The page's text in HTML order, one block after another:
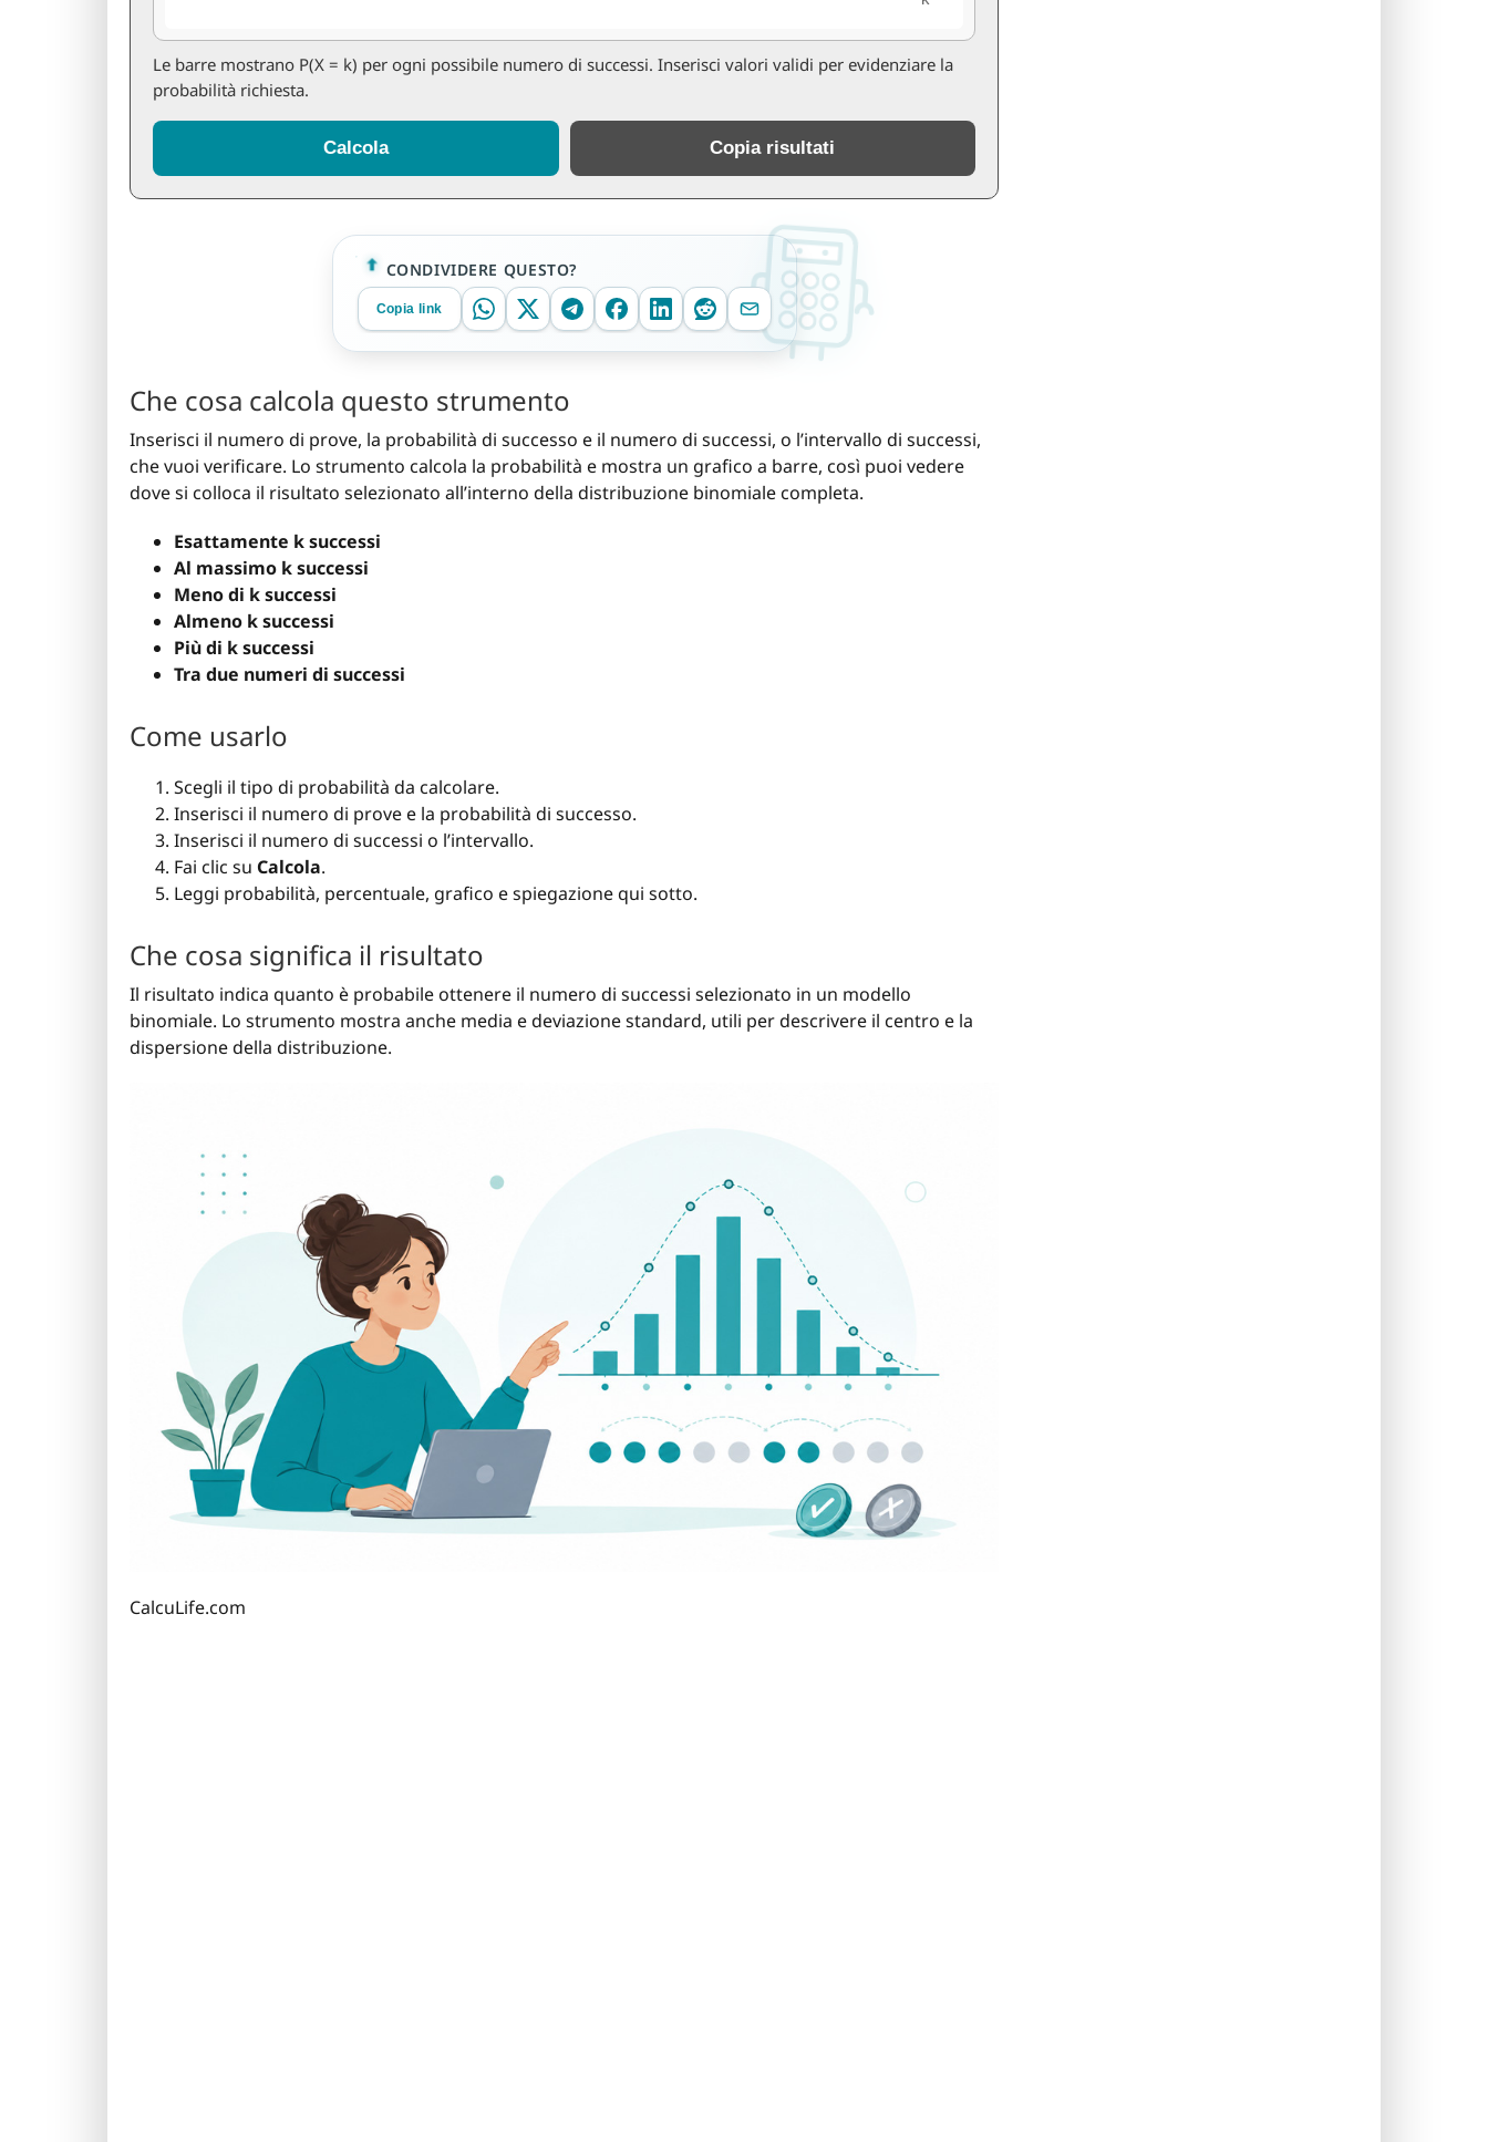
Le barre mostrano P(X = k) per ogni possibile numero di successi. Inserisci valori validi per evidenziare la
probabilità richiesta.
Calcola Copia risultati
CONDIVIDERE QUESTO?
Copia link
Che cosa calcola questo strumento
Inserisci il numero di prove, la probabilità di successo e il numero di successi, o l’intervallo di successi,
che vuoi verificare. Lo strumento calcola la probabilità e mostra un grafico a barre, così puoi vedere
dove si colloca il risultato selezionato all’interno della distribuzione binomiale completa.
Esattamente k successi
Al massimo k successi
Meno di k successi
Almeno k successi
Più di k successi
Tra due numeri di successi
Come usarlo
Scegli il tipo di probabilità da calcolare.
Inserisci il numero di prove e la probabilità di successo.
Inserisci il numero di successi o l’intervallo.
Fai clic su Calcola.
Leggi probabilità, percentuale, grafico e spiegazione qui sotto.
Che cosa significa il risultato
Il risultato indica quanto è probabile ottenere il numero di successi selezionato in un modello
binomiale. Lo strumento mostra anche media e deviazione standard, utili per descrivere il centro e la
dispersione della distribuzione.
CalcuLife.com